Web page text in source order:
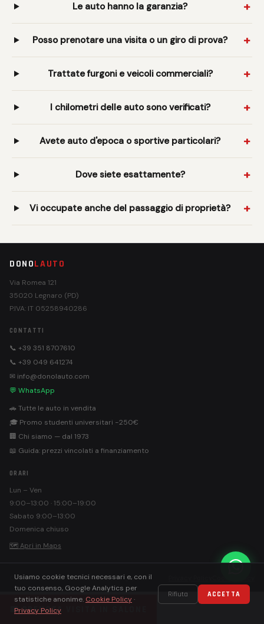
Usiamo cookie tecnici necessari e, con il
tuo consenso, Google Analytics per
statistiche anonime. Cookie Policy·
Privacy Policy
Rifiuta ACCETTA
Le auto hanno la garanzia?
Posso prenotare una visita o un giro di prova?
Trattate furgoni e veicoli commerciali?
I chilometri delle auto sono verificati?
Avete auto d'epoca o sportive particolari?
Dove siete esattamente?
Vi occupate anche del passaggio di proprietà?
DONOLAUTO
Via Romea 121
35020 Legnaro (PD)
P.IVA: IT 05258940286
CONTATTI
📞 +39 351 8707610
📞 +39 049 641274
✉ info@donolauto.com
💬 WhatsApp
🚗 Tutte le auto in vendita
🎓 Promo studenti universitari −250€
🏢 Chi siamo — dal 1973
📖 Guida: prezzi vincolati a finanziamento
ORARI
Lun – Ven
9:00–13:00 · 15:00–19:00
Sabato 9:00–13:00
Domenica chiuso
🗺 Apri in Maps
©Donolauto S.r.l. · PEC: donolautosrl@pec.it
📅 PRENOTA VISITA IN SALONE